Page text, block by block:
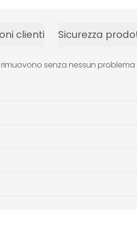
clienti Sicurezza
senza nessun